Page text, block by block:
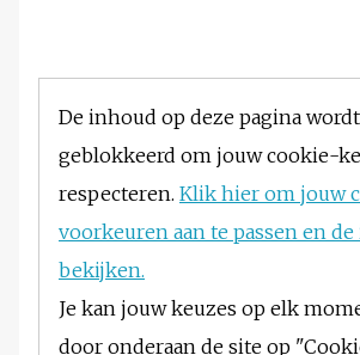
De inhoud op deze pagina
geblokkeerd om jouw cookie-
respecteren. Klik hier om jouw
voorkeuren aan te passen en
bekijken.
Je kan jouw keuzes op elk
door onderaan de site op